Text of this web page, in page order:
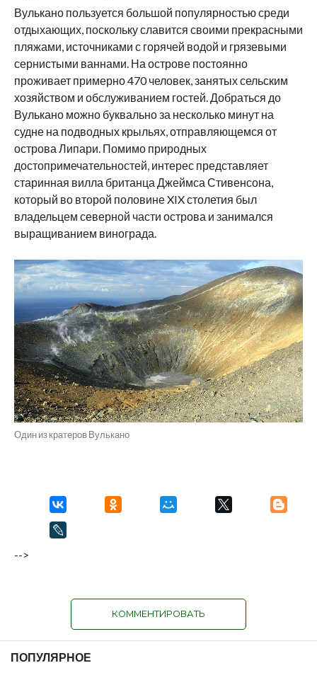
Вулькано пользуется большой популярностью среди
отдыхающих, поскольку славится своими прекрасными
пляжами, источниками с горячей водой и грязевыми
сернистыми ваннами. На острове постоянно
проживает примерно 470 человек, занятых сельским
хозяйством и обслуживанием гостей. Добраться до
Вулькано можно буквально за несколько минут на
судне на подводных крыльях, отправляющемся от
острова Липари. Помимо природных
достопримечательностей, интерес представляет
старинная вилла британца Джеймса Стивенсона,
который во второй половине XIX столетия был
владельцем северной части острова и занимался
выращиванием винограда.
Один из кратеров Вулькано
-->
КОММЕНТИРОВАТЬ
ПОПУЛЯРНОЕ